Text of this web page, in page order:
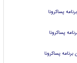
پساكرونا
پساكرونا
پساكرونا